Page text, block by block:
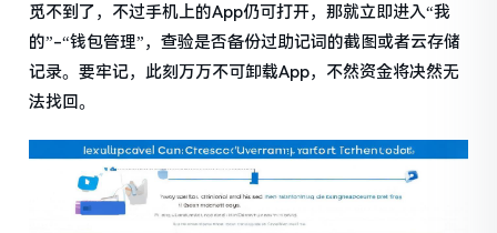
觅不到了，不过手机上的App仍可打开，那就立即进入“我
的”-“钱包管理”，查验是否备份过助记词的截图或者云存储
记录。要牢记，此刻万万不可卸载App，不然资金将决然无
法找回。